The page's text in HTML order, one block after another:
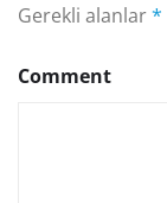
Gerekli alanlar*
Comment